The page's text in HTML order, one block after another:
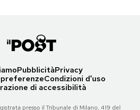
PubblicitàPrivacy
Condizioni d'uso
di accessibilità
presso il Tribunale di Milano, 419 del